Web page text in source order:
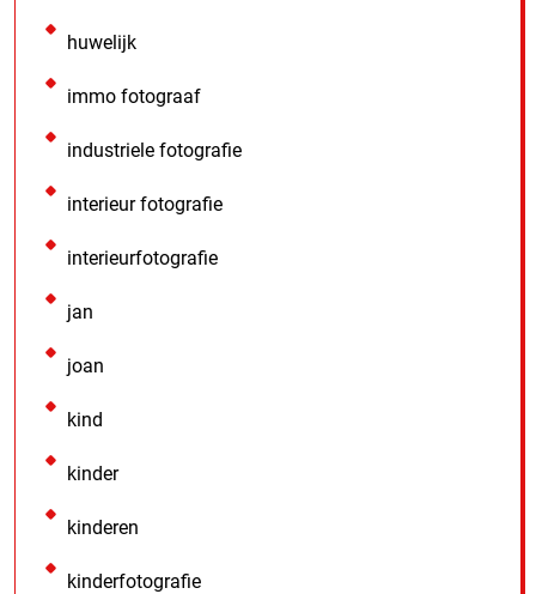
huwelijk
immo fotograaf
industriele fotografie
interieur fotografie
interieurfotografie
jan
joan
kind
kinder
kinderen
kinderfotografie